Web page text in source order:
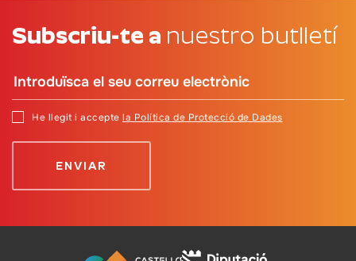
Subscriu-te a nuestro butlletí
He llegit i accepte la Política de Protecció de Dades